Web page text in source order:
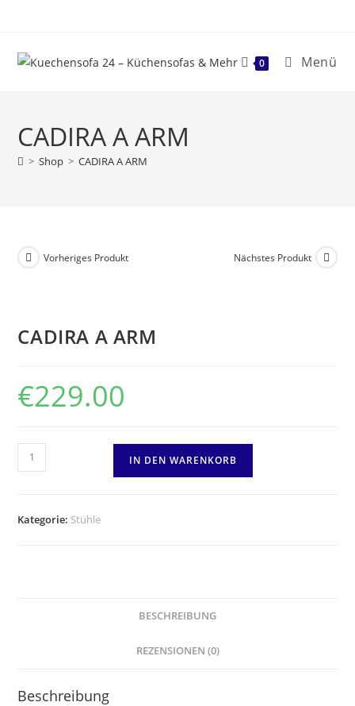
0 Menü
CADIRA A ARM
> Shop > CADIRA A ARM
Vorheriges Produkt Nächstes Produkt
CADIRA A ARM
€229.00
IN DEN WARENKORB
Kategorie: Stühle
BESCHREIBUNG
REZENSIONEN (0)
Beschreibung